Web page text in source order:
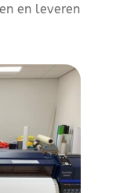
en leveren